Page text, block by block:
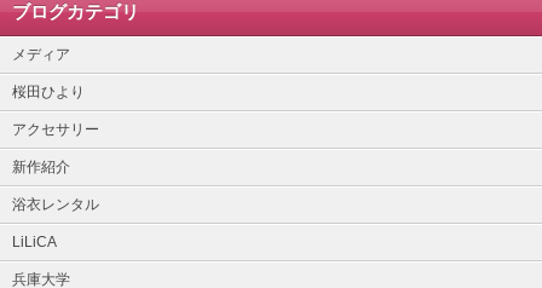
ブログカテゴリ
メディア
桜田ひより
アクセサリー
新作紹介
浴衣レンタル
LiLiCA
兵庫大学